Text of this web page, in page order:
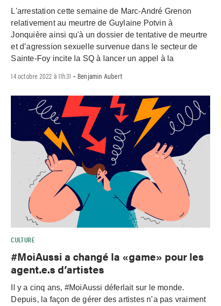
L'arrestation cette semaine de Marc-André Grenon
relativement au meurtre de Guylaine Potvin à
Jonquière ainsi qu'à un dossier de tentative de meurtre
et d’agression sexuelle survenue dans le secteur de
Sainte-Foy incite la SQ à lancer un appel à la
14 octobre 2022 à 11h31 - Benjamin Aubert
CULTURE
#MoiAussi a changé la «game» pour les
agent.e.s d’artistes
Il y a cinq ans, #MoiAussi déferlait sur le monde.
Depuis, la façon de gérer des artistes n’a pas vraiment